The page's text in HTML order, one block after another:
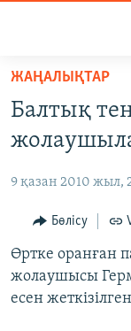
Skip
main
content
to
Navigation
Skip
to
Search
AZATTYQTV
ҚАҢТАР
АДАМ
ӘЛЕУМЕТ
ӘЛЕМ
ЖАҢАЛЫҚТАР
Балтық
9 қазан 2010 жыл,
Бөлісу
Өртке оранған
жолаушысы
есен